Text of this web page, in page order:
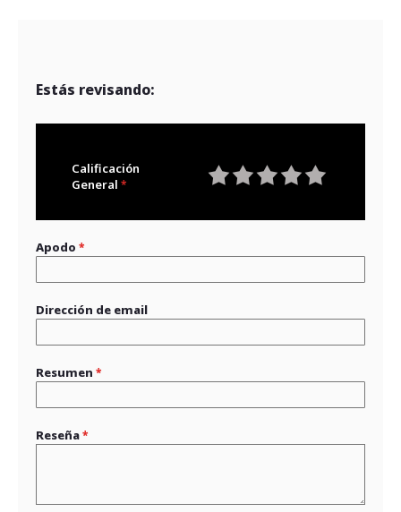
Estás revisando:
Calificación
General
Apodo
Dirección de email
Resumen
Reseña